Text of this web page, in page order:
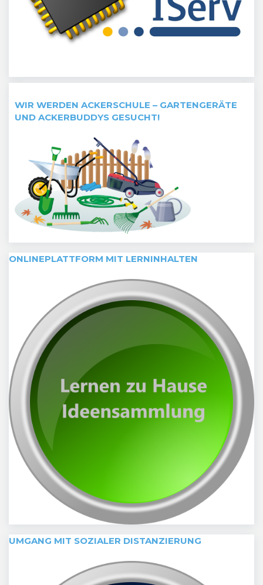
WIR WERDEN ACKERSCHULE – GARTENGERÄTE
UND ACKERBUDDYS GESUCHT!
ONLINEPLATTFORM MIT LERNINHALTEN
UMGANG MIT SOZIALER DISTANZIERUNG